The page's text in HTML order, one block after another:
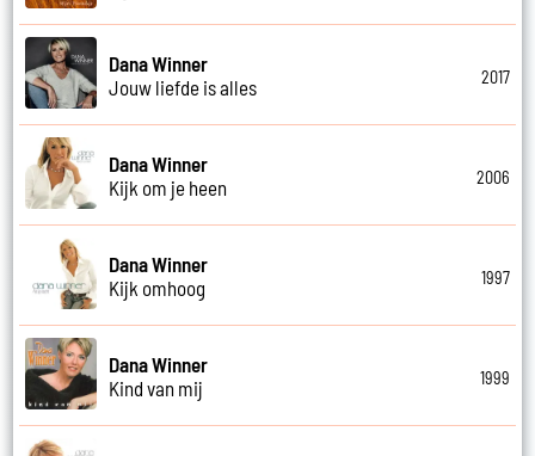
Dana Winner
Jouw liefde is alles
2017
Dana Winner
Kijk om je heen
2006
Dana Winner
Kijk omhoog
1997
Dana Winner
Kind van mij
1999